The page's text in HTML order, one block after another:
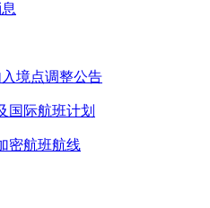
境点调整公告
国际航班计划
密航班航线